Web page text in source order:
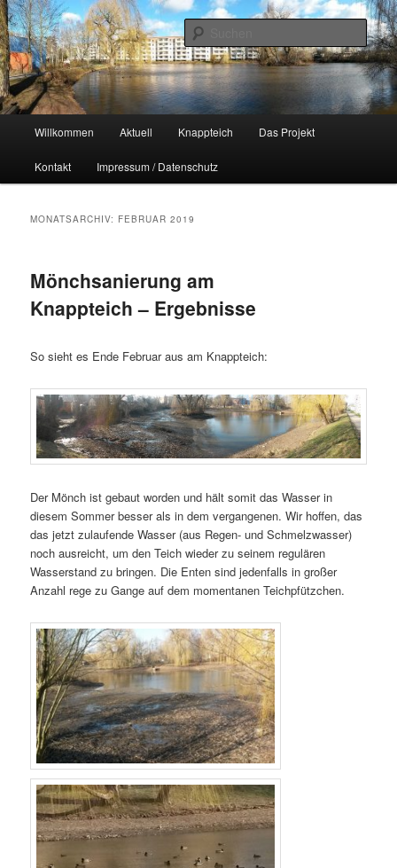
Zum
primären
Inhalt
springen
Zum
sekundären
Inhalt
springenUnser Knappteich
Naherholungsgebiet im Chemnitzer Yorckgebiet
Willkommen Aktuell Knappteich Das Projekt
Kontakt Impressum / Datenschutz
MONATSARCHIV: FEBRUAR 2019
Mönchsanierung am
Knappteich – Ergebnisse
So sieht es Ende Februar aus am Knappteich:
Der Mönch ist gebaut worden und hält somit das Wasser in
diesem Sommer besser als in dem vergangenen. Wir hoffen, das
das jetzt zulaufende Wasser (aus Regen- und Schmelzwasser)
noch ausreicht, um den Teich wieder zu seinem regulären
Wasserstand zu bringen. Die Enten sind jedenfalls in großer
Anzahl rege zu Gange auf dem momentanen Teichpfützchen.